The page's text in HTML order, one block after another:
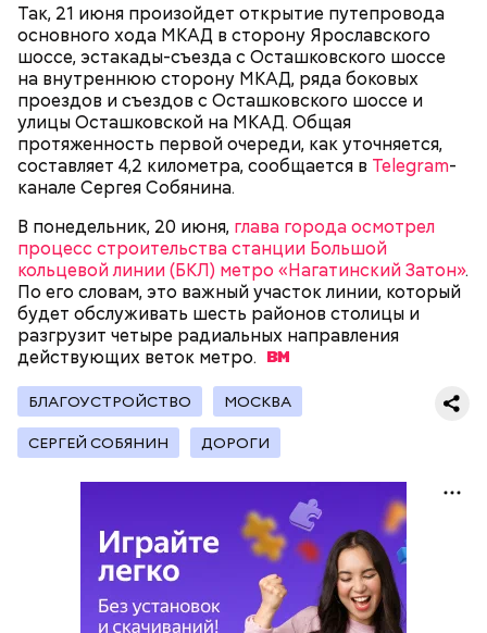
Так, 21 июня произойдет открытие путепровода
основного хода МКАД в сторону Ярославского
шоссе, эстакады-съезда с Осташковского шоссе
на внутреннюю сторону МКАД, ряда боковых
проездов и съездов с Осташковского шоссе и
улицы Осташковской на МКАД. Общая
протяженность первой очереди, как уточняется,
составляет 4,2 километра, сообщается в Telegram-
канале Сергея Собянина.
В понедельник, 20 июня, глава города осмотрел
процесс строительства станции Большой
кольцевой линии (БКЛ) метро «Нагатинский Затон».
По его словам, это важный участок линии, который
будет обслуживать шесть районов столицы и
разгрузит четыре радиальных направления
действующих веток метро.
БЛАГОУСТРОЙСТВО МОСКВА
СЕРГЕЙ СОБЯНИН ДОРОГИ
Ранее он сообщил, что 16 столичных учеников 5–7-х
классовстали победителями, еще 17 получили
дипломы призеров на всероссийском конкурсе
«Большая перемена».
Москва показывает
беспрецедентные темпы
строительства метро, и в этом году она достигла
Ситуационный центр
градостроительного комплекса
несмотря на существующие трудности.